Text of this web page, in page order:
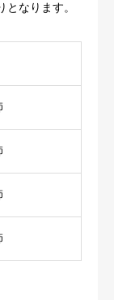
なります。